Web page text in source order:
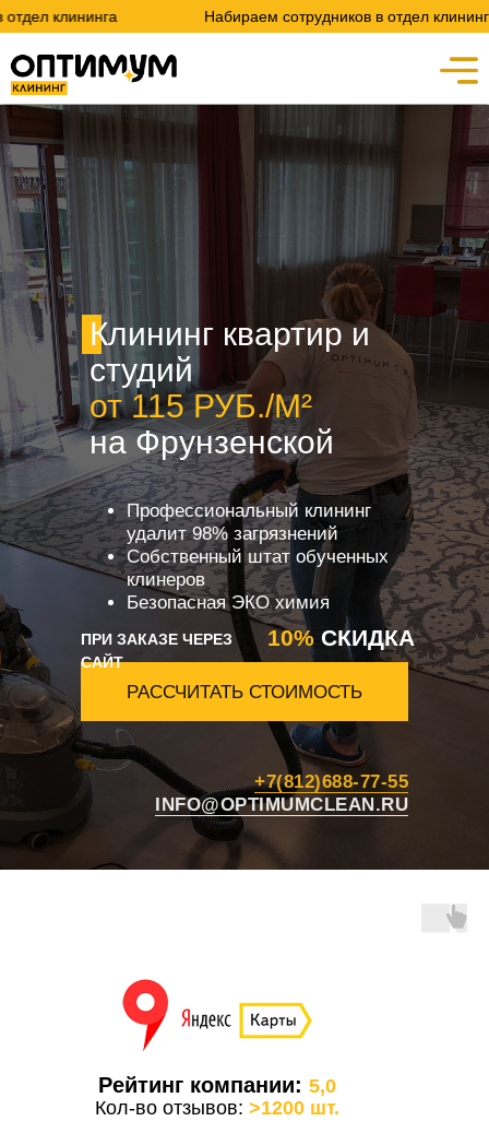
Набираем сотрудников в отдел клининга
РАССЧИТАТЬ СТОИМОСТЬ
ПРИ ЗАКАЗЕ ЧЕРЕЗ
САЙТ
Профессиональный клининг
удалит 98% загрязнений
Собственный штат обученных
клинеров
Безопасная ЭКО химия
10% СКИДКА
+7(812)688-77-55
INFO@OPTIMUMCLEAN.RU
Клининг квартир и
студий
от 115 РУБ./М²
на Фрунзенской
Рейтинг компании:5,0
Кол-во отзывов:>1200 шт.